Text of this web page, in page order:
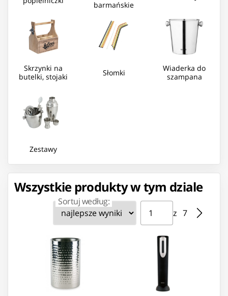
barmańskie
Skrzynki na
butelki, stojaki
Słomki
Wiaderka do
szampana
Zestawy
Wszystkie produkty w tym dziale
Sortuj według: Strona ⁨1⁩ z ⁨7⁩
z ⁨7⁩
Przejdź do strony